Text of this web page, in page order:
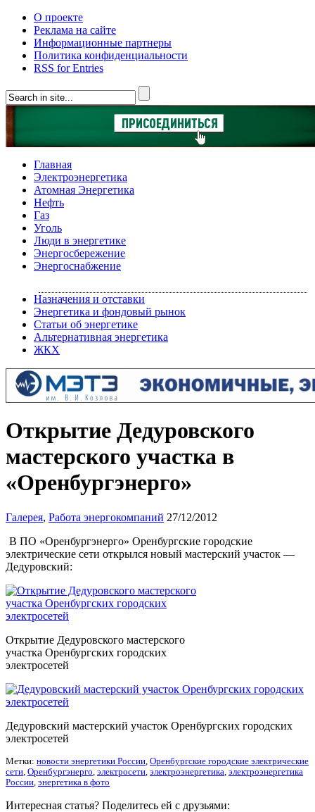
О проекте
Реклама на сайте
Информационные партнеры
Политика конфиденциальности
RSS for Entries
Главная
Электроэнергетика
Атомная Энергетика
Нефть
Газ
Уголь
Люди в энергетике
Энергосбережение
Энергоснабжение
Назначения и отставки
Энергетика и фондовый рынок
Статьи об энергетике
Альтернативная энергетика
ЖКХ
Открытие Дедуровского
мастерского участка в
«Оренбургэнерго»
Галерея, Работа энергокомпаний 27/12/2012
В ПО «Оренбургэнерго» Оренбургские городские
электрические сети открылся новый мастерский участок —
Дедуровский:
Открытие Дедуровского мастерского
участка Оренбургских городских
электросетей
Дедуровский мастерский участок Оренбургских городских
электросетей
Метки: новости энергетики России, Оренбургские городские электрические
сети, Оренбургэнерго, электросети, электроэнергетика, электроэнергетика
России, энергетика в фото
Интересная статья? Поделитесь ей с друзьями: